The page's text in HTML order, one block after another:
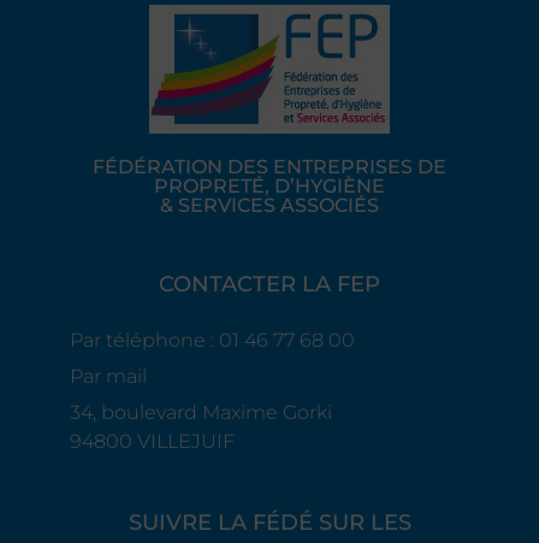
FÉDÉRATION DES ENTREPRISES DE
PROPRETÉ, D’HYGIÈNE
& SERVICES ASSOCIÉS
CONTACTER LA FEP
Par téléphone : 01 46 77 68 00
Par mail
34, boulevard Maxime Gorki
94800 VILLEJUIF
SUIVRE LA FÉDÉ SUR LES